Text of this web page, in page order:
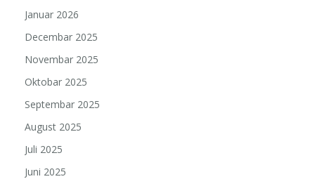
Januar 2026
Decembar 2025
Novembar 2025
Oktobar 2025
Septembar 2025
August 2025
Juli 2025
Juni 2025